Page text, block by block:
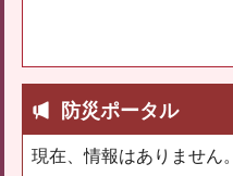
防災ポータル
現在、情報はありません。